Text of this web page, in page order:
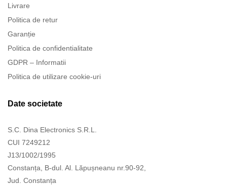
Livrare
Politica de retur
Garanție
Politica de confidentialitate
GDPR – Informatii
Politica de utilizare cookie-uri
Date societate
S.C. Dina Electronics S.R.L.
CUI 7249212
J13/1002/1995
Constanța, B-dul. Al. Lăpușneanu nr.90-92,
Jud. Constanța